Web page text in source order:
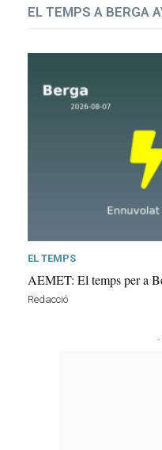
EL TEMPS A BERGA
EL TEMPS
AEMET: El temps per a
Redacció
-